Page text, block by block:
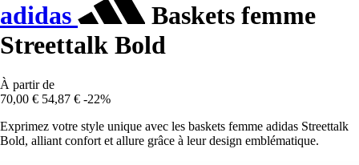
adidas
Baskets femme
Streettalk Bold
À partir de
70,00 € 54,87 € -22%
Exprimez votre style unique avec les baskets femme adidas Streettalk
Bold, alliant confort et allure grâce à leur design emblématique.